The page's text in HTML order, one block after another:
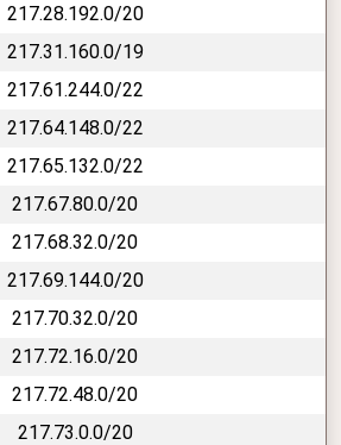
217.28.192.0/20
217.31.160.0/19
217.61.244.0/22
217.64.148.0/22
217.65.132.0/22
217.67.80.0/20
217.68.32.0/20
217.69.144.0/20
217.70.32.0/20
217.72.16.0/20
217.72.48.0/20
217.73.0.0/20